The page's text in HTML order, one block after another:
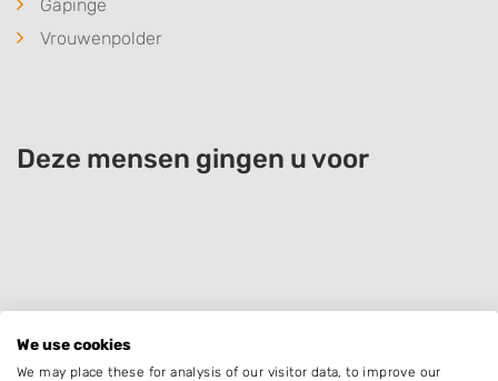
Gapinge
Vrouwenpolder
Deze mensen gingen u voor
We use cookies
We may place these for analysis of our visitor data, to improve our